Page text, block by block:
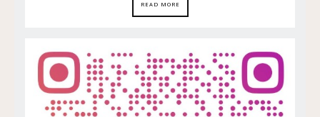
READ MORE